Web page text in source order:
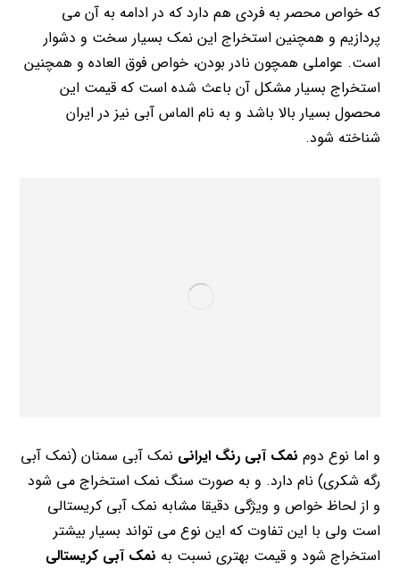
که خواص محصر به فردی هم دارد که در ادامه به آن می
پردازیم و همچنین استخراج این نمک بسیار سخت و دشوار
است. عواملی همچون نادر بودن، خواص فوق العاده و همچنین
استخراج بسیار مشکل آن باعث شده است که قیمت این
محصول بسیار بالا باشد و به نام الماس آبی نیز در ایران
شناخته شود.
و اما نوع دوم نمک آبی رنگ ایرانی نمک آبی سمنان (نمک آبی
رگه شکری) نام دارد. و به صورت سنگ نمک استخراج می شود
و از لحاظ خواص و ویژگی دقیقا مشابه نمک آبی کریستالی
است ولی با این تفاوت که این نوع می تواند بسیار بیشتر
استخراج شود و قیمت بهتری نسبت به نمک آبی کریستالی